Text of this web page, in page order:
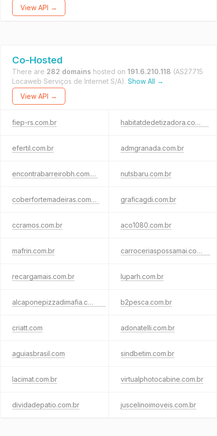
View API →
Co-Hosted
There are 282 domains hosted on 191.6.210.118 (AS27715
Locaweb Serviços de Internet S/A). Show All →
View API →
fiep-rs.com.br habitatdedetizadora.com.br
efertil.com.br admgranada.com.br
encontrabarreirobh.com.br nutsbaru.com.br
coberfortemadeiras.com.br graficagdi.com.br
ccramos.com.br aco1080.com.br
mafrin.com.br carroceriaspossamai.com.br
recargamais.com.br luparh.com.br
alcaponepizzadimafia.com.br b2pesca.com.br
criatt.com adonatelli.com.br
aguiasbrasil.com sindbetim.com.br
lacimat.com.br virtualphotocabine.com.br
dividadepatio.com.br juscelinoimoveis.com.br